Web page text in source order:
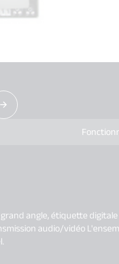
angle, étiquette
audio/vidéo